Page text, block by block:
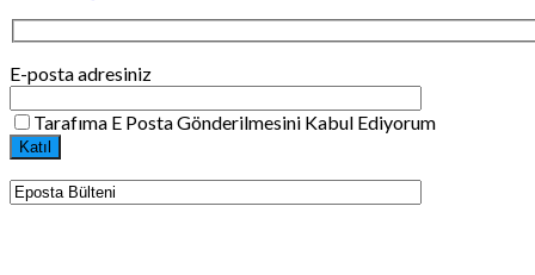
E-posta adresiniz
Tarafıma E Posta Gönderilmesini Kabul Ediyorum